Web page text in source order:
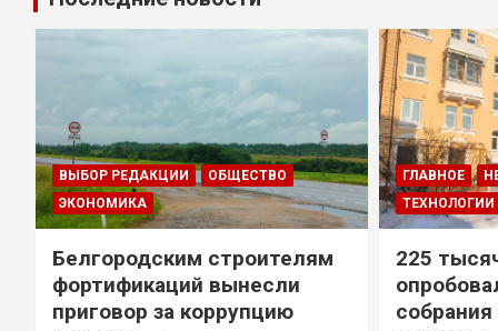
ВЫБОР РЕДАКЦИИ
ОБЩЕСТВО
ЭКОНОМИКА
Белгородским строителям
фортификаций вынесли
приговор за коррупцию
ГЛАВНОЕ
ТЕХНОЛОГИИ
225